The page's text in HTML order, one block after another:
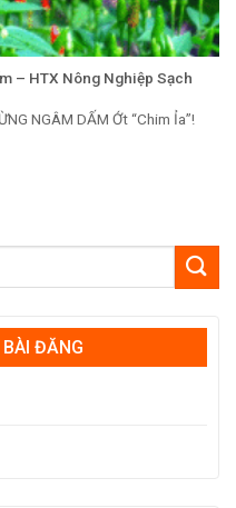
– HTX Nông Nghiệp Sạch
NGÂM DẤM Ớt “Chim Ỉa”!
ĐĂNG